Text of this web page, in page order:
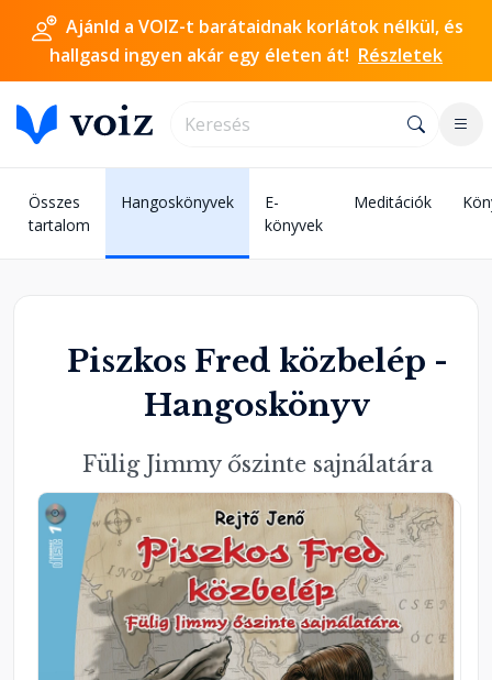
Ajánld a VOIZ-t barátaidnak korlátok nélkül, és
hallgasd ingyen akár egy életen át! Részletek
Összes
tartalom
Hangoskönyvek
E-
könyvek
Meditációk
Piszkos Fred közbelép -
Hangoskönyv
Fülig Jimmy őszinte sajnálatára